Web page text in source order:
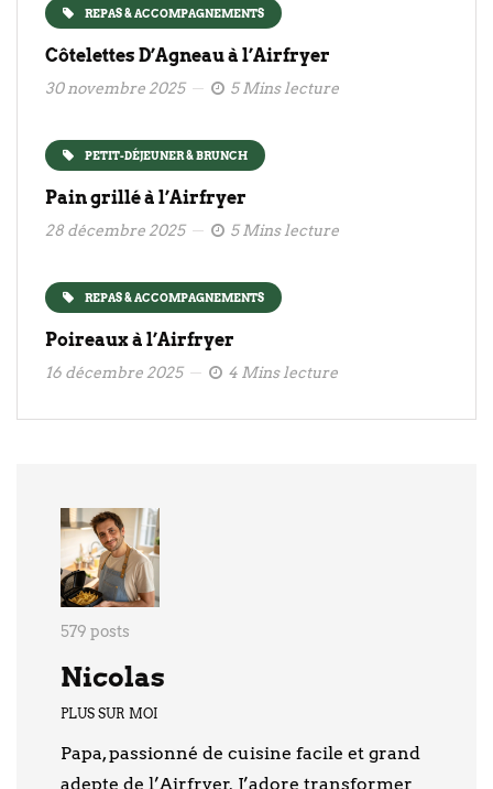
REPAS & ACCOMPAGNEMENTS
Côtelettes D’Agneau à l’Airfryer
30 novembre 2025 5 Mins lecture
PETIT-DÉJEUNER & BRUNCH
Pain grillé à l’Airfryer
28 décembre 2025 5 Mins lecture
REPAS & ACCOMPAGNEMENTS
Poireaux à l’Airfryer
16 décembre 2025 4 Mins lecture
579 posts
Nicolas
PLUS SUR MOI
Papa, passionné de cuisine facile et grand
adepte de l’Airfryer. J’adore transformer